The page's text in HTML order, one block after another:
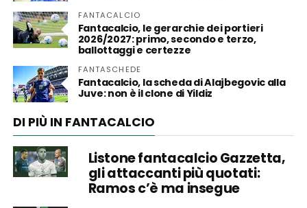
FANTACALCIO
Fantacalcio, le gerarchie dei portieri
2026/2027: primo, secondo e terzo,
ballottaggi e certezze
FANTASCHEDE
Fantacalcio, la scheda di Alajbegovic alla
Juve: non è il clone di Yildiz
DI PIÙ IN FANTACALCIO
Listone fantacalcio Gazzetta,
gli attaccanti più quotati:
Ramos c’è ma insegue